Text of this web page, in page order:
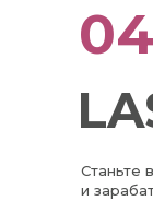
04
Станьте
и